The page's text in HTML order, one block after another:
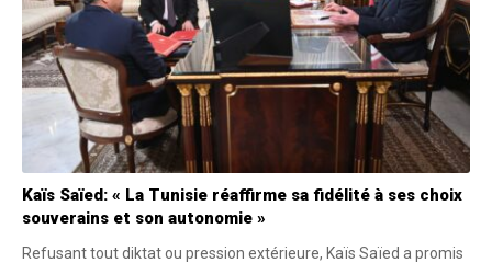
Kaïs Saïed: « La Tunisie réaffirme sa fidélité à ses choix
souverains et son autonomie »
Refusant tout diktat ou pression extérieure, Kaïs Saïed a promis